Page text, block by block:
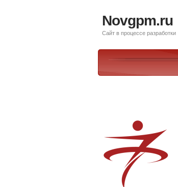
Novgpm.ru
Сайт в процессе разработки